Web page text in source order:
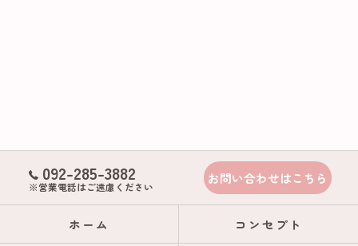
092-285-3882
※営業電話はご遠慮ください
お問い合わせはこちら
ホーム コンセプト